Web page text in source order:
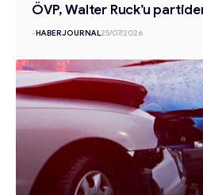
ÖVP, Walter Ruck’u
-HABERJOURNAL25/07/2026